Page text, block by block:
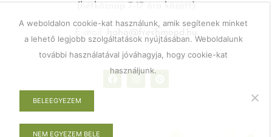
A weboldalon cookie-kat használunk, amik segítenek minket
a lehető legjobb szolgáltatások nyújtásában. Weboldalunk
további használatával jóváhagyja, hogy cookie-kat
használjunk.
BELEEGYEZEM
NEM EGYEZEM BELE